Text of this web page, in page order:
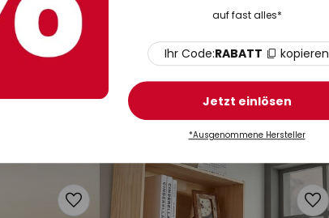
auf fast alles*
Ihr Code:RABATT kopieren
Jetzt einlösen
*Ausgenommene Hersteller